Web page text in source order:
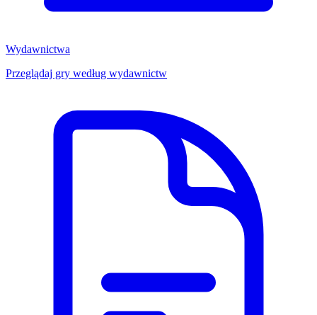
Wydawnictwa
Przeglądaj gry według wydawnictw